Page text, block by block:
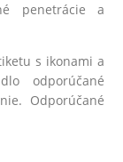
penetrácie a
s ikonami a
odporúčané
Odporúčané